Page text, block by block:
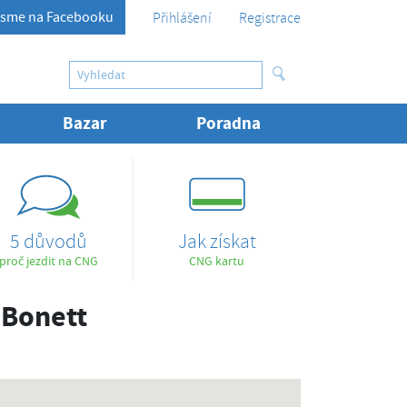
na Facebooku Přihlášení Registrace
Bazar Poradna
5 důvodů
proč jezdit na CNG
Jak získat
CNG kartu